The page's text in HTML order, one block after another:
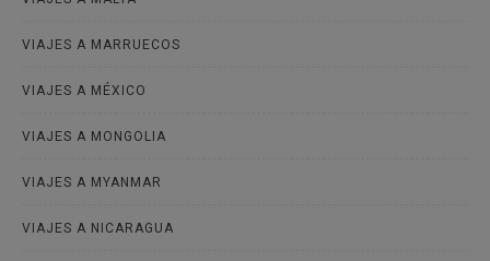
VIAJES A MARRUECOS
VIAJES A MÉXICO
VIAJES A MONGOLIA
VIAJES A MYANMAR
VIAJES A NICARAGUA